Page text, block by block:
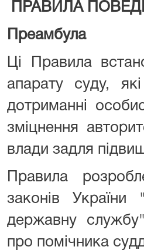
ПРАВИЛА
Преамбула
Ці Правила
апарату суду,
дотриманні
зміцнення
влади задля
Правила
законів
державну
про помічника